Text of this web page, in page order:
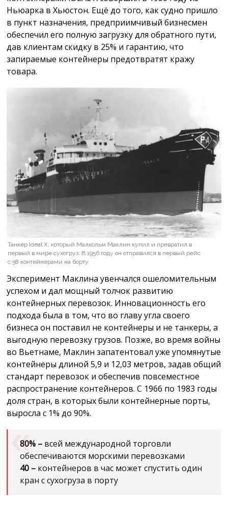
Ньюарка в Хьюстон. Ещё до того, как судно пришло
в пункт назначения, предприимчивый бизнесмен
обеспечил его полную загрузку для обратного пути,
дав клиентам скидку в 25% и гарантию, что
запираемые контейнеры предотвратят кражу
товара.
Танкер Ideal X, который Малкольм Маклин купил и превратил в
первый в мире сухогруз. В 1956 году он отправился в первый рейс
с 58 контейнерами на борту
Эксперимент Маклина увенчался ошеломительным
успехом и дал мощный толчок развитию
контейнерных перевозок. Инновационность его
подхода была в том, что во главу угла своего
бизнеса он поставил не контейнеры и не танкеры, а
выгодную перевозку грузов. Позже, во время войны
во Вьетнаме, Маклин запатентовал уже упомянутые
контейнеры длиной 5,9 и 12,03 метров, задав общий
стандарт перевозок и обеспечив повсеместное
распространение контейнеров. С 1966 по 1983 годы
доля стран, в которых были контейнерные порты,
выросла с 1% до 90%.
80% – всей международной торговли
обеспечиваются морскими перевозками
40 – контейнеров в час может спустить один
кран с сухогруза в порту